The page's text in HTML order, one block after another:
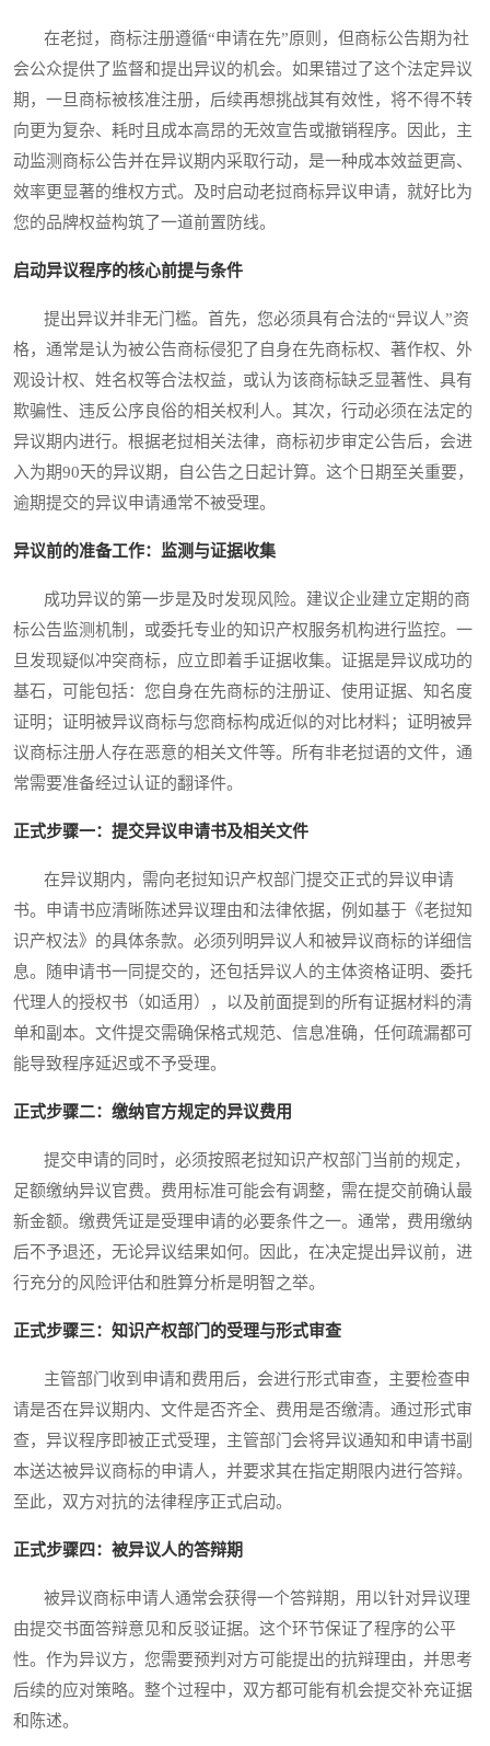
在老挝，商标注册遵循“申请在先”原则，但商标公告期为社
会公众提供了监督和提出异议的机会。如果错过了这个法定异议
期，一旦商标被核准注册，后续再想挑战其有效性，将不得不转
向更为复杂、耗时且成本高昂的无效宣告或撤销程序。因此，主
动监测商标公告并在异议期内采取行动，是一种成本效益更高、
效率更显著的维权方式。及时启动老挝商标异议申请，就好比为
您的品牌权益构筑了一道前置防线。
启动异议程序的核心前提与条件
提出异议并非无门槛。首先，您必须具有合法的“异议人”资
格，通常是认为被公告商标侵犯了自身在先商标权、著作权、外
观设计权、姓名权等合法权益，或认为该商标缺乏显著性、具有
欺骗性、违反公序良俗的相关权利人。其次，行动必须在法定的
异议期内进行。根据老挝相关法律，商标初步审定公告后，会进
入为期90天的异议期，自公告之日起计算。这个日期至关重要，
逾期提交的异议申请通常不被受理。
异议前的准备工作：监测与证据收集
成功异议的第一步是及时发现风险。建议企业建立定期的商
标公告监测机制，或委托专业的知识产权服务机构进行监控。一
旦发现疑似冲突商标，应立即着手证据收集。证据是异议成功的
基石，可能包括：您自身在先商标的注册证、使用证据、知名度
证明；证明被异议商标与您商标构成近似的对比材料；证明被异
议商标注册人存在恶意的相关文件等。所有非老挝语的文件，通
常需要准备经过认证的翻译件。
正式步骤一：提交异议申请书及相关文件
在异议期内，需向老挝知识产权部门提交正式的异议申请
书。申请书应清晰陈述异议理由和法律依据，例如基于《老挝知
识产权法》的具体条款。必须列明异议人和被异议商标的详细信
息。随申请书一同提交的，还包括异议人的主体资格证明、委托
代理人的授权书（如适用），以及前面提到的所有证据材料的清
单和副本。文件提交需确保格式规范、信息准确，任何疏漏都可
能导致程序延迟或不予受理。
正式步骤二：缴纳官方规定的异议费用
提交申请的同时，必须按照老挝知识产权部门当前的规定，
足额缴纳异议官费。费用标准可能会有调整，需在提交前确认最
新金额。缴费凭证是受理申请的必要条件之一。通常，费用缴纳
后不予退还，无论异议结果如何。因此，在决定提出异议前，进
行充分的风险评估和胜算分析是明智之举。
正式步骤三：知识产权部门的受理与形式审查
主管部门收到申请和费用后，会进行形式审查，主要检查申
请是否在异议期内、文件是否齐全、费用是否缴清。通过形式审
查，异议程序即被正式受理，主管部门会将异议通知和申请书副
本送达被异议商标的申请人，并要求其在指定期限内进行答辩。
至此，双方对抗的法律程序正式启动。
正式步骤四：被异议人的答辩期
被异议商标申请人通常会获得一个答辩期，用以针对异议理
由提交书面答辩意见和反驳证据。这个环节保证了程序的公平
性。作为异议方，您需要预判对方可能提出的抗辩理由，并思考
后续的应对策略。整个过程中，双方都可能有机会提交补充证据
和陈述。